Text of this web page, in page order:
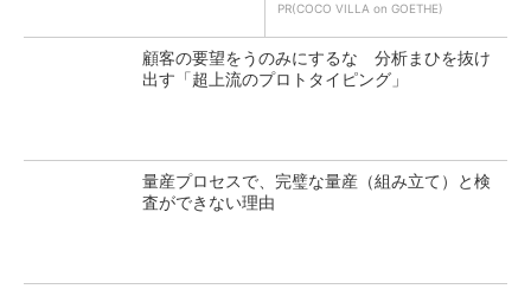
PR(COCO VILLA on GOETHE)
顧客の要望をうのみにするな 分析まひを抜け
出す「超上流のプロトタイピング」
量産プロセスで、完璧な量産（組み立て）と検
査ができない理由